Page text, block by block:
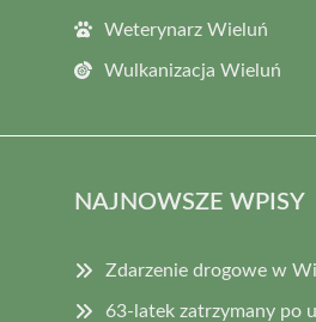
Weterynarz Wieluń
Wulkanizacja Wieluń
NAJNOWSZE WPISY
Zdarzenie drogowe w
63-latek zatrzymany po